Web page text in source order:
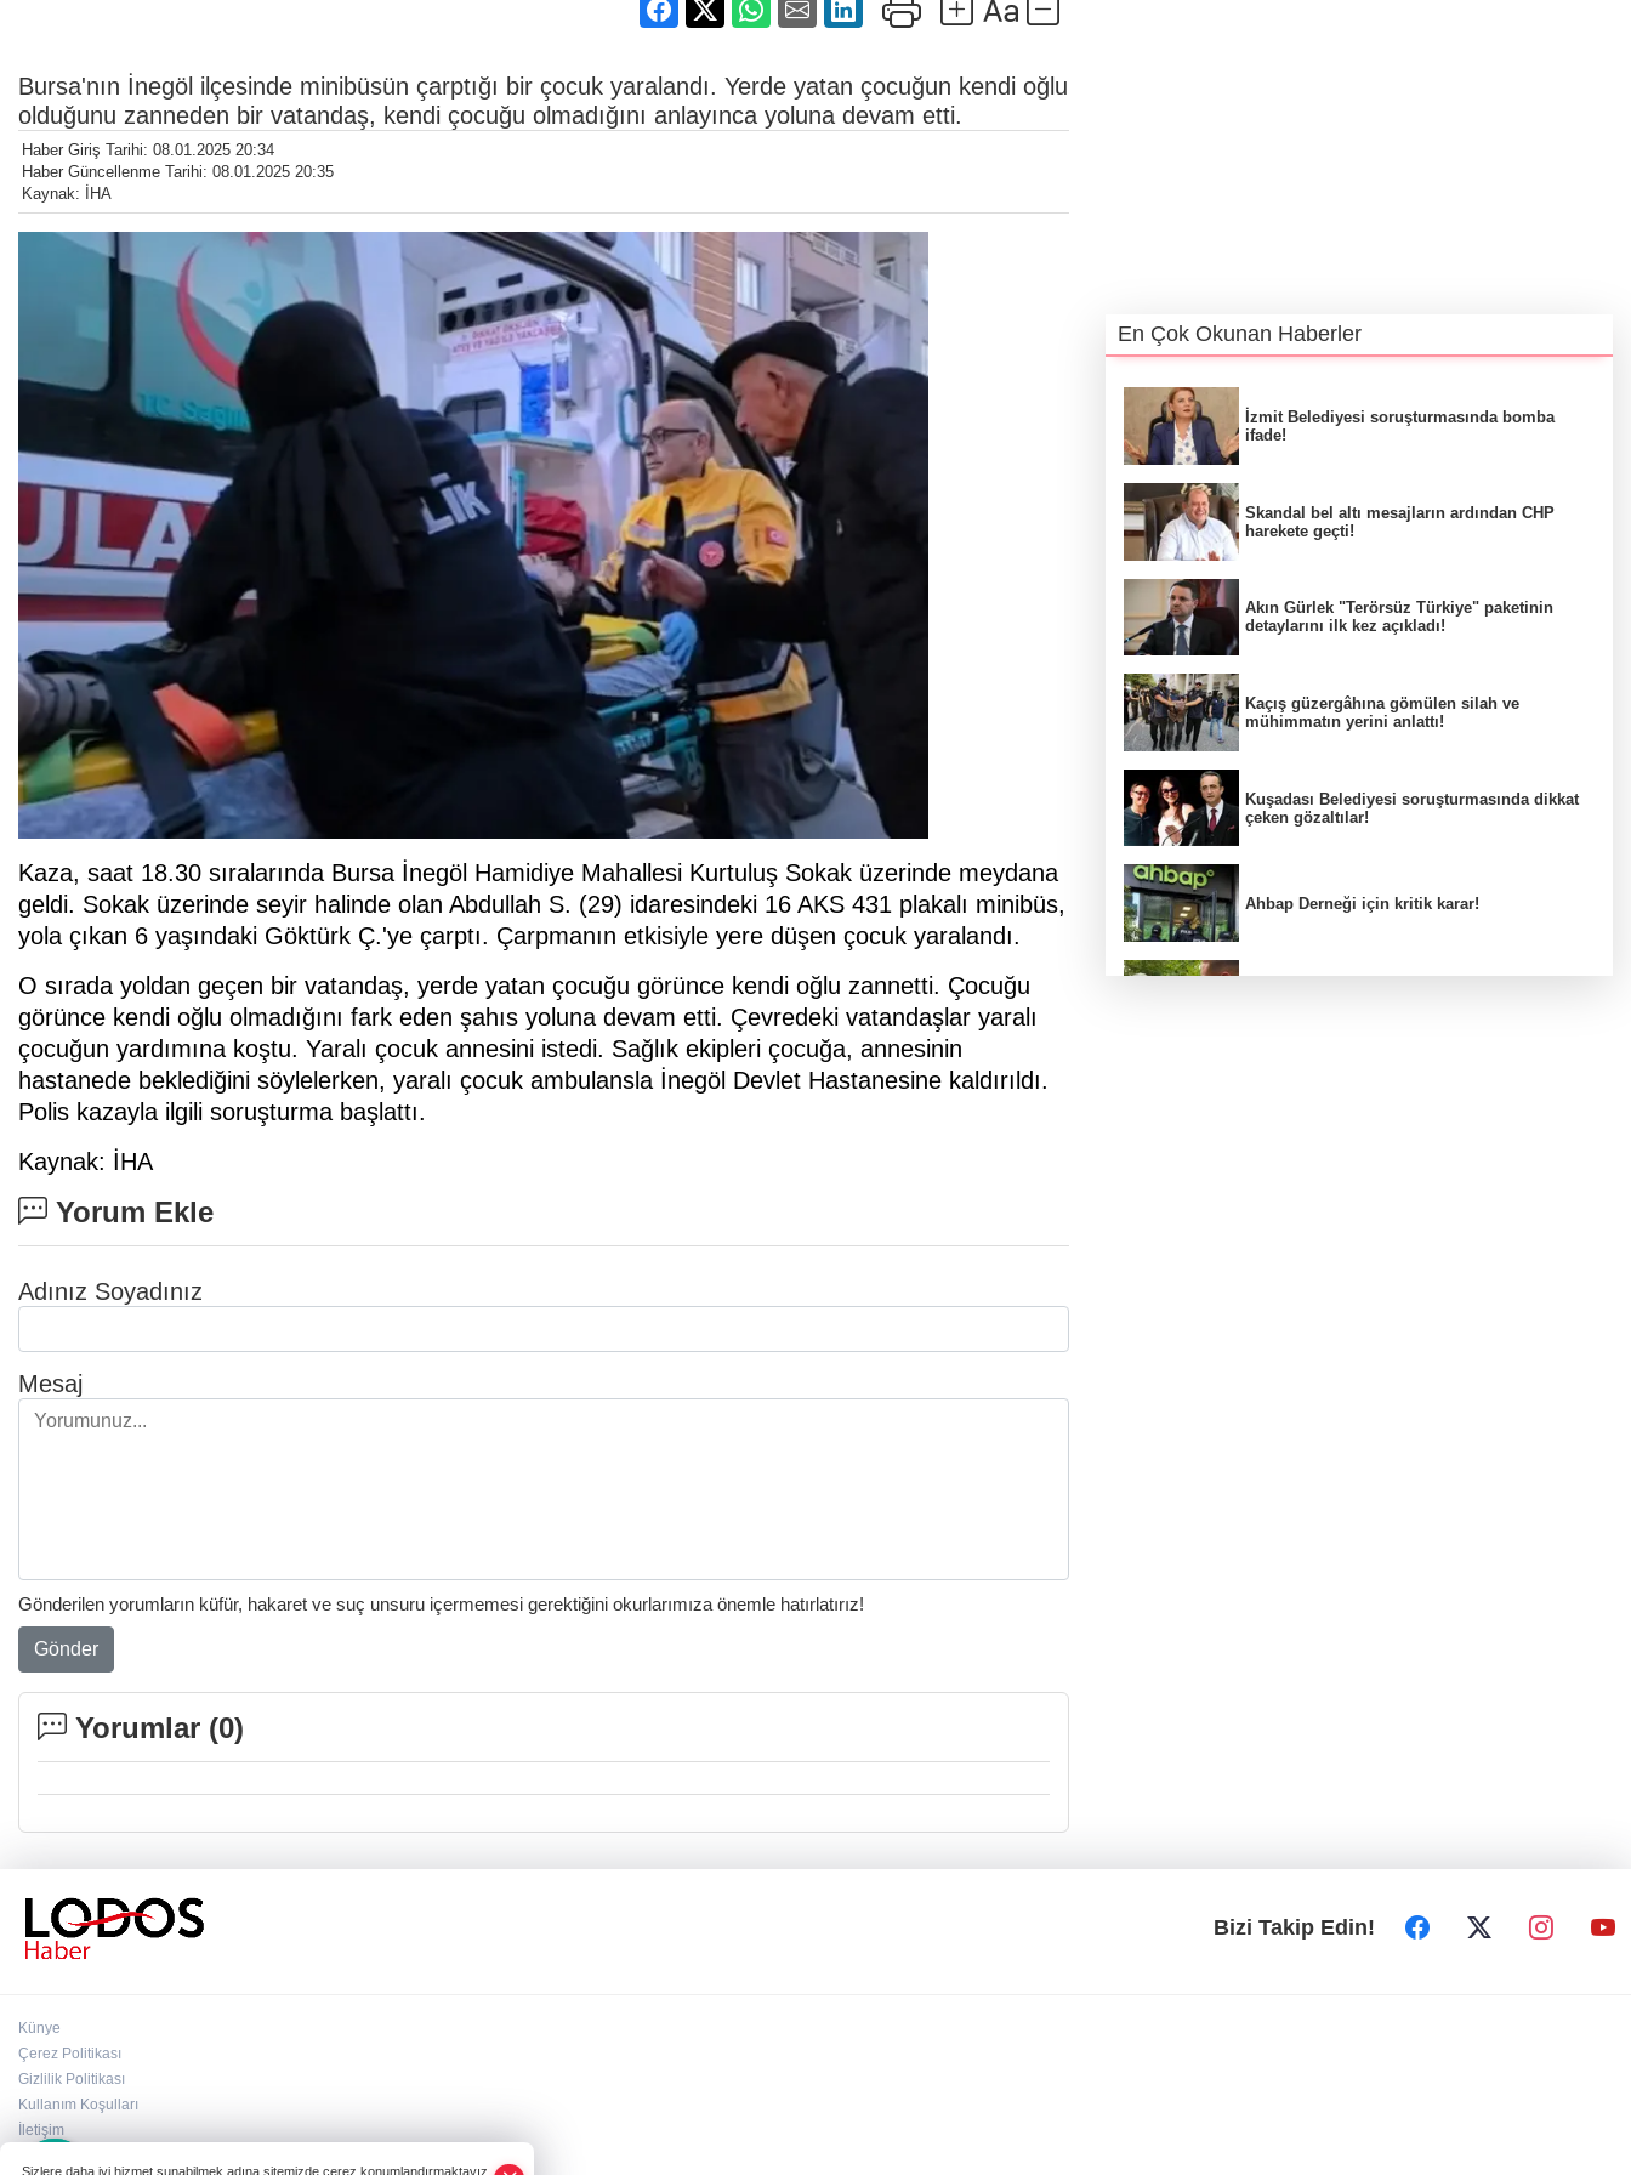
Bursa'nın İnegöl ilçesinde minibüsün çarptığı bir çocuk yaralandı. Yerde yatan çocuğun kendi oğlu
olduğunu zanneden bir vatandaş, kendi çocuğu olmadığını anlayınca yoluna devam etti.
Haber Giriş Tarihi: 08.01.2025 20:34
Haber Güncellenme Tarihi: 08.01.2025 20:35
Kaynak: İHA
Kaza, saat 18.30 sıralarında Bursa İnegöl Hamidiye Mahallesi Kurtuluş Sokak üzerinde meydana
geldi. Sokak üzerinde seyir halinde olan Abdullah S. (29) idaresindeki 16 AKS 431 plakalı minibüs,
yola çıkan 6 yaşındaki Göktürk Ç.'ye çarptı. Çarpmanın etkisiyle yere düşen çocuk yaralandı.
O sırada yoldan geçen bir vatandaş, yerde yatan çocuğu görünce kendi oğlu zannetti. Çocuğu
görünce kendi oğlu olmadığını fark eden şahıs yoluna devam etti. Çevredeki vatandaşlar yaralı
çocuğun yardımına koştu. Yaralı çocuk annesini istedi. Sağlık ekipleri çocuğa, annesinin
hastanede beklediğini söylelerken, yaralı çocuk ambulansla İnegöl Devlet Hastanesine kaldırıldı.
Polis kazayla ilgili soruşturma başlattı.
Kaynak: İHA
Yorum Ekle
Adınız Soyadınız
Mesaj
Gönderilen yorumların küfür, hakaret ve suç unsuru içermemesi gerektiğini okurlarımıza önemle hatırlatırız!
Gönder
Yorumlar (0)
En Çok Okunan Haberler
İzmit Belediyesi soruşturmasında bomba
ifade!
Skandal bel altı mesajların ardından CHP
harekete geçti!
Akın Gürlek "Terörsüz Türkiye" paketinin
detaylarını ilk kez açıkladı!
Kaçış güzergâhına gömülen silah ve
mühimmatın yerini anlattı!
Kuşadası Belediyesi soruşturmasında dikkat
çeken gözaltılar!
Ahbap Derneği için kritik karar!
Bizi Takip Edin!
Künye
Çerez Politikası
Gizlilik Politikası
Kullanım Koşulları
İletişim
Sizlere daha iyi hizmet sunabilmek adına sitemizde çerez konumlandırmaktayız.
Whatsapp×